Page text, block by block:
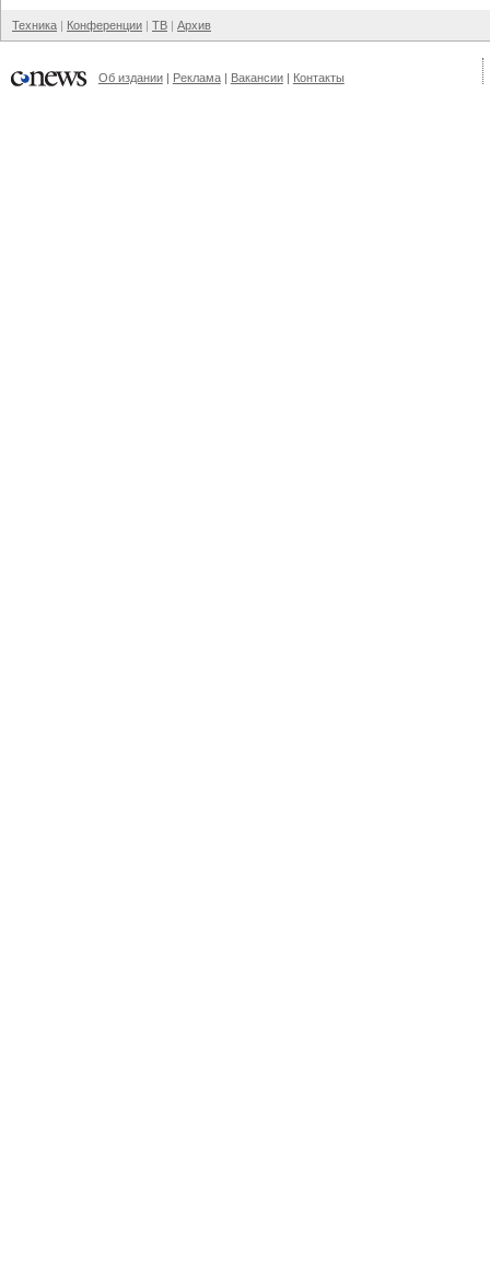
Техника Конференции ТВ Архив
Об издании Реклама Вакансии Контакты